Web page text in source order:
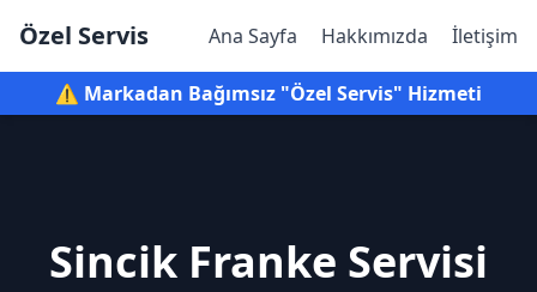
Özel Servis Ana Sayfa Hakkımızda İletişim
⚠️ Markadan Bağımsız "Özel Servis" Hizmeti
Sincik Franke Servisi